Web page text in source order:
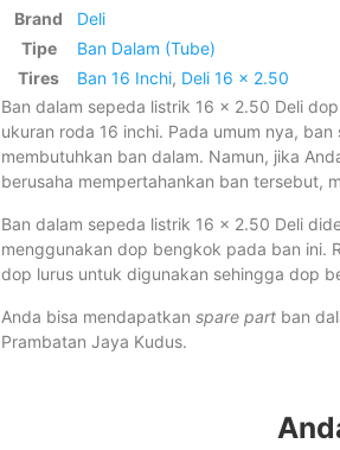
Brand
Deli
Tipe
Ban Dalam (Tube)
Tires
Ban 16 Inchi, Deli 16 x 2.50
Ban dalam sepeda listrik 16 x 2.50 Deli
ukuran roda 16 inchi. Pada umum nya,
membutuhkan ban dalam. Namun, jika
berusaha mempertahankan ban tersebut,
Ban dalam sepeda listrik 16 x 2.50 Deli
menggunakan dop bengkok pada ban ini.
dop lurus untuk digunakan sehingga dop
Anda bisa mendapatkan spare part ban
Prambatan Jaya Kudus.